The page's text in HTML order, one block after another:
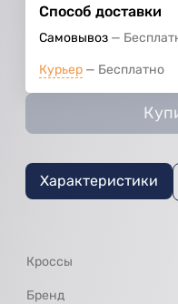
Способ доставки
Самовывоз
Курьер Бесплатно
Характеристики
Кроссы
Бренд